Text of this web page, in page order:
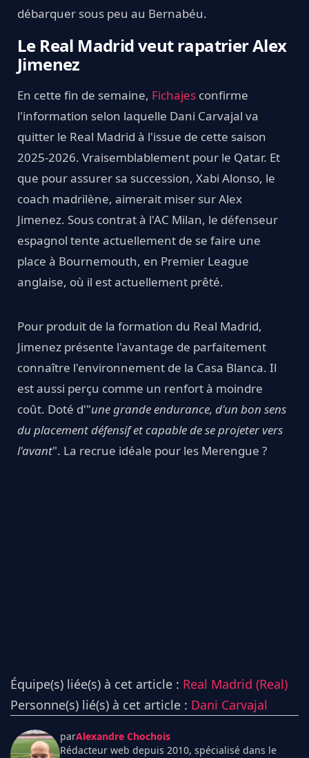
débarquer sous peu au Bernabéu.
Le Real Madrid veut rapatrier Alex
Jimenez
En cette fin de semaine, Fichajes confirme
l'information selon laquelle Dani Carvajal va
quitter le Real Madrid à l'issue de cette saison
2025-2026. Vraisemblablement pour le Qatar. Et
que pour assurer sa succession, Xabi Alonso, le
coach madrilène, aimerait miser sur Alex
Jimenez. Sous contrat à l'AC Milan, le défenseur
espagnol tente actuellement de se faire une
place à Bournemouth, en Premier League
anglaise, où il est actuellement prêté.
Pour produit de la formation du Real Madrid,
Jimenez présente l'avantage de parfaitement
connaître l'environnement de la Casa Blanca. Il
est aussi perçu comme un renfort à moindre
coût. Doté d'"une grande endurance, d'un bon sens
du placement défensif et capable de se projeter vers
l'avant". La recrue idéale pour les Merengue ?
Équipe(s) liée(s) à cet article : Real Madrid (Real)
Personne(s) lié(s) à cet article : Dani Carvajal
parAlexandre Chochois
Rédacteur web depuis 2010, spécialisé dans le